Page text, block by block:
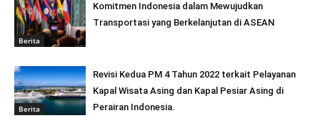
Berita
Komitmen Indonesia dalam Mewujudkan
Transportasi yang Berkelanjutan di ASEAN
Berita
Revisi Kedua PM 4 Tahun 2022 terkait Pelayanan
Kapal Wisata Asing dan Kapal Pesiar Asing di
Perairan Indonesia.